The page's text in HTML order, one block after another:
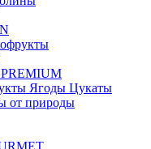
Ягоды Цукаты
от природы